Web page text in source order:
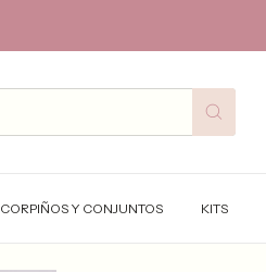
CORPIÑOS Y CONJUNTOS KITS